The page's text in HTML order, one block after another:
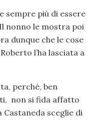
sempre più di essere
nonno le mostra poi
dunque che le cose
l’ha lasciata a
perché, ben
non si fida affatto
Castaneda sceglie di